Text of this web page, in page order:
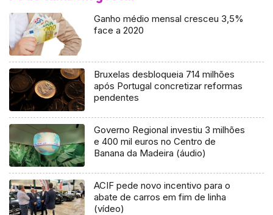
Ganho médio mensal cresceu 3,5%
face a 2020
Bruxelas desbloqueia 714 milhões
após Portugal concretizar reformas
pendentes
Governo Regional investiu 3 milhões
e 400 mil euros no Centro de
Banana da Madeira (áudio)
ACIF pede novo incentivo para o
abate de carros em fim de linha
(vídeo)